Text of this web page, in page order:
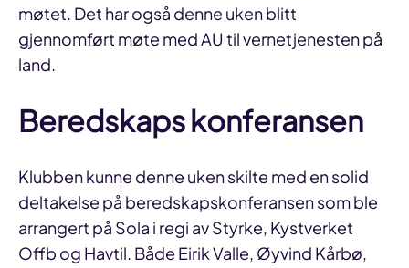
møtet. Det har også denne uken blitt
gjennomført møte med AU til vernetjenesten på
land.
Beredskaps konferansen
Klubben kunne denne uken skilte med en solid
deltakelse på beredskapskonferansen som ble
arrangert på Sola i regi av Styrke, Kystverket
Offb og Havtil. Både Eirik Valle, Øyvind Kårbø,